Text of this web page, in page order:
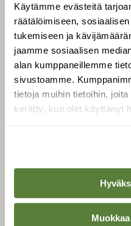
Käytämme evästeitä
räätälöimiseen,
tukemiseen ja
jaamme sosiaalisen
alan kumppaneillemme
sivustoamme.
tietoja muihin tietoihin,
kerätty, kun olet käyttänyt